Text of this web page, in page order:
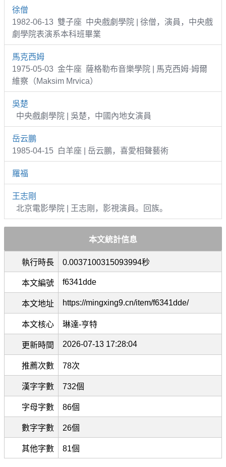
徐僧
1982-06-13 雙子座 中央戲劇學院 | 徐僧，演員，中央戲
劇學院表演系本科班畢業
馬克西姆
1975-05-03 金牛座 薩格勒布音樂學院 | 馬克西姆·姆爾
維察（Maksim Mrvica）
吳楚
中央戲劇學院 | 吳楚，中國內地女演員
岳云鵬
1985-04-15 白羊座 | 岳云鵬，喜愛相聲藝術
羅福
王志剛
北京電影學院 | 王志剛，影視演員。回族。
本文統計信息
執行時長 0.0037100315093994秒
本文編號 f6341dde
本文地址 https://mingxing9.cn/item/f6341dde/
本文核心 琳達-亨特
更新時間 2026-07-13 17:28:04
推薦次數 78次
漢字字數 732個
字母字數 86個
數字字數 26個
其他字數 81個